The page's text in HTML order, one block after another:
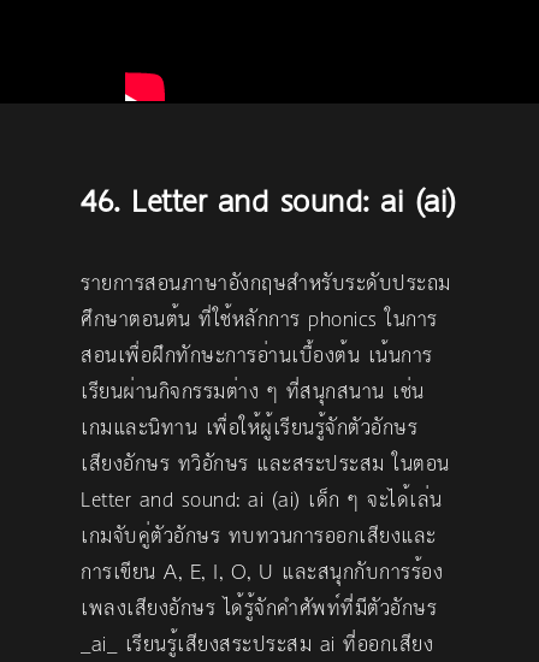
46. Letter and sound: ai (ai)
รายการสอนภาษาอังกฤษสำหรับระดับประถม
ศึกษาตอนต้น ที่ใช้หลักการ phonics ในการ
สอนเพื่อฝึกทักษะการอ่านเบื้องต้น เน้นการ
เรียนผ่านกิจกรรมต่าง ๆ ที่สนุกสนาน เช่น
เกมและนิทาน เพื่อให้ผู้เรียนรู้จักตัวอักษร
เสียงอักษร ทวิอักษร และสระประสม ในตอน
Letter and sound: ai (ai) เด็ก ๆ จะได้เล่น
เกมจับคู่ตัวอักษร ทบทวนการออกเสียงและ
การเขียน A, E, I, O, U และสนุกกับการร้อง
เพลงเสียงอักษร ได้รู้จักคำศัพท์ที่มีตัวอักษร
_ai_ เรียนรู้เสียงสระประสม ai ที่ออกเสียง